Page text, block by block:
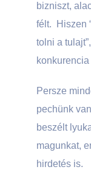
bizniszt,
félt. Hiszen
tolni a
Persze
pechünk
beszélt
magunkat,
hirdetés is.